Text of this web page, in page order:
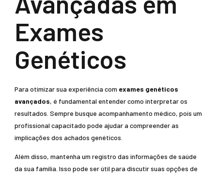
Exames
Genéticos
Para otimizar sua experiência com exames genéticos
avançados, é fundamental entender como interpretar os
resultados. Sempre busque acompanhamento médico, pois um
profissional capacitado pode ajudar a compreender as
implicações dos achados genéticos.
Além disso, mantenha um registro das informações de saúde
da sua família. Isso pode ser útil para discutir suas opções de